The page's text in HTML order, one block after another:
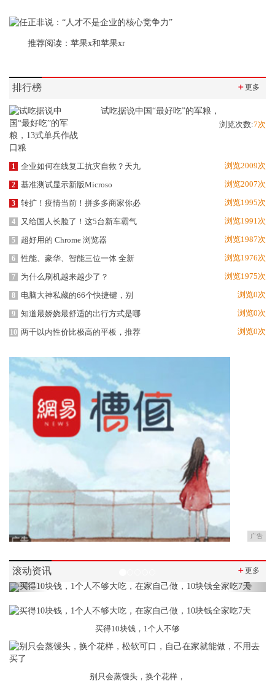
推荐阅读： 苹果x和苹果xr
排行榜 ＋更多
试吃据说中国“最好吃”的军粮，
浏览次数:7次
1 企业如何在线复工抗灾自救？天九 浏览2009次
2 基准测试显示新版Microso 浏览2007次
3 转扩！疫情当前！拼多多商家你必 浏览1995次
4 又给国人长脸了！这5台新车霸气 浏览1991次
5 超好用的 Chrome 浏览器 浏览1987次
6 性能、豪华、智能三位一体 全新 浏览1976次
7 为什么刷机越来越少了？ 浏览1975次
8 电脑大神私藏的66个快捷键，别 浏览0次
9 知道最娇娆最舒适的出行方式是哪 浏览0次
10 两千以内性价比极高的平板，推荐 浏览0次
广告
滚动资讯 ＋更多
Previous Next
买得10块钱，1个人不够
别只会蒸馒头，换个花样，